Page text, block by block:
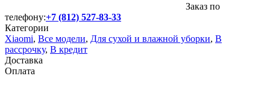
Заказ по
телефону:+7 (812) 527-83-33
Категории
Xiaomi, Все модели, Для сухой и влажной уборки, В
рассрочку, В кредит
Доставка
Оплата